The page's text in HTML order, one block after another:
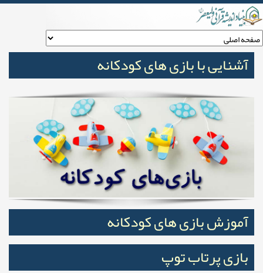
test
آشنایی با بازی های کودکانه
آموزش بازی های کودکانه
بازی پرتاب توپ